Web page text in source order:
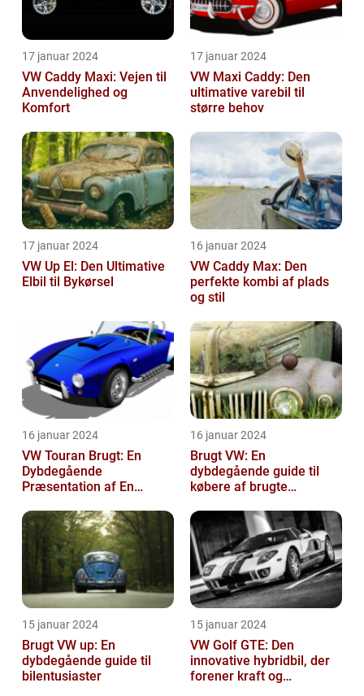
17 januar 2024
VW Caddy Maxi: Vejen til
Anvendelighed og
Komfort
17 januar 2024
VW Maxi Caddy: Den
ultimative varebil til
større behov
17 januar 2024
VW Up El: Den Ultimative
Elbil til Bykørsel
16 januar 2024
VW Caddy Max: Den
perfekte kombi af plads
og stil
16 januar 2024
VW Touran Brugt: En
Dybdegående
Præsentation af En
16 januar 2024
Brugt VW: En
dybdegående guide til
købere af brugte
15 januar 2024
Brugt VW up: En
dybdegående guide til
bilentusiaster
15 januar 2024
VW Golf GTE: Den
innovative hybridbil, der
forener kraft og